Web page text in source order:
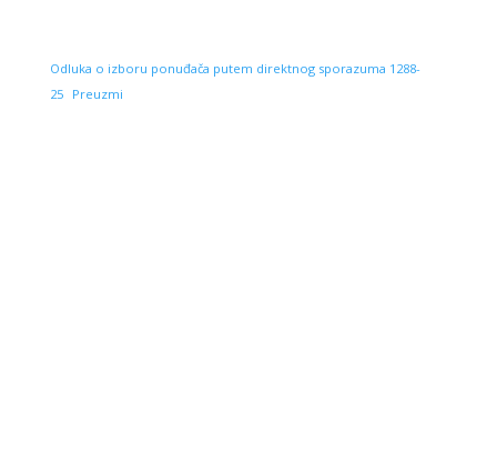
Odluka o izboru ponuđača putem direktnog sporazuma 1288-
25
Preuzmi